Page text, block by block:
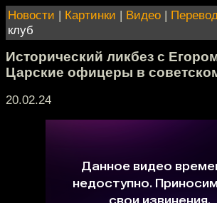
Новости | Картинки | Видео |
клуб
Исторический ликбез с
Царские офицеры в
20.02.24